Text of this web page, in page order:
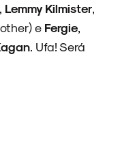
Lemmy Kilmister
e Fergie
. Ufa! Será